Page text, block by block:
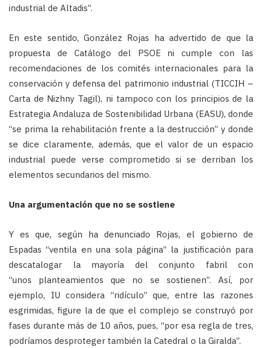
industrial de Altadis”.
En este sentido, González Rojas ha advertido de que la
propuesta de Catálogo del PSOE ni cumple con las
recomendaciones de los comités internacionales para la
conservación y defensa del patrimonio industrial (TICCIH –
Carta de Nizhny Tagil), ni tampoco con los principios de la
Estrategia Andaluza de Sostenibilidad Urbana (EASU), donde
“se prima la rehabilitación frente a la destrucción” y donde
se dice claramente, además, que el valor de un espacio
industrial puede verse comprometido si se derriban los
elementos secundarios del mismo.
Una argumentación que no se sostiene
Y es que, según ha denunciado Rojas, el gobierno de
Espadas “ventila en una sola página” la justificación para
descatalogar la mayoría del conjunto fabril con
“unos planteamientos que no se sostienen”. Así, por
ejemplo, IU considera “ridículo” que, entre las razones
esgrimidas, figure la de que el complejo se construyó por
fases durante más de 10 años, pues, “por esa regla de tres,
podríamos desproteger también la Catedral o la Giralda”.